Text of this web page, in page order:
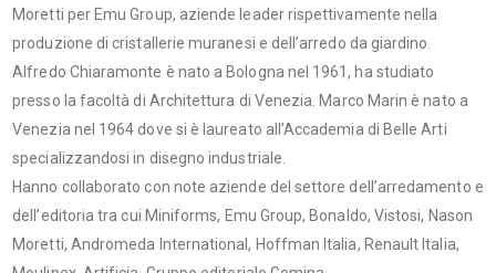
Moretti per Emu Group, aziende leader rispettivamente nella
produzione di cristallerie muranesi e dell’arredo da giardino.
Alfredo Chiaramonte è nato a Bologna nel 1961, ha studiato
presso la facoltà di Architettura di Venezia. Marco Marin è nato a
Venezia nel 1964 dove si è laureato all’Accademia di Belle Arti
specializzandosi in disegno industriale.
Hanno collaborato con note aziende del settore dell’arredamento e
dell’editoria tra cui Miniforms, Emu Group, Bonaldo, Vistosi, Nason
Moretti, Andromeda International, Hoffman Italia, Renault Italia,